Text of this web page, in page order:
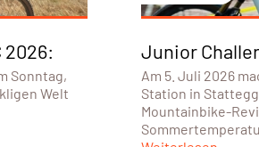
2026:
Sonntag,
Welt
Junior
Am 5. Juli 2026
Station in
Mountainbike-